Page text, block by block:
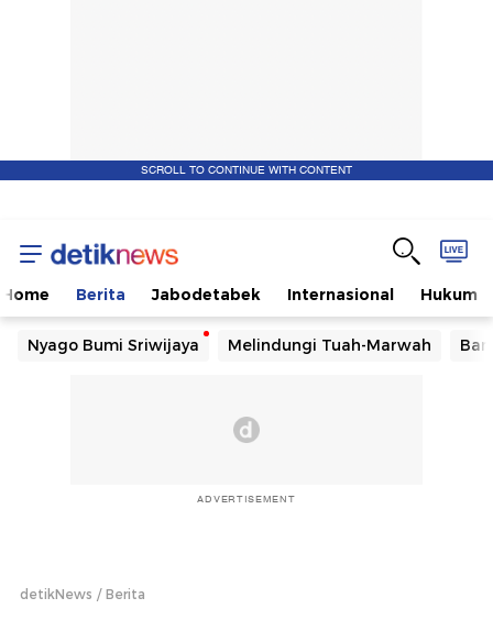
SCROLL TO CONTINUE WITH CONTENT
Home Berita Jabodetabek Internasional Hukum
Nyago Bumi Sriwijaya Melindungi Tuah-Marwah
ADVERTISEMENT
detikNews Berita